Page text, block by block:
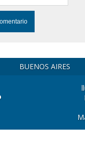
BUENOS AIRES